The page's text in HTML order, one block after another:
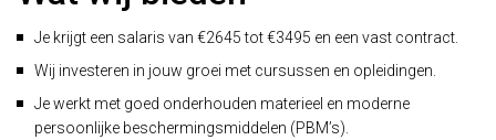
Je krijgt een salaris van €2645 tot €3495 en een vast contract.
Wij investeren in jouw groei met cursussen en opleidingen.
Je werkt met goed onderhouden materieel en moderne
persoonlijke beschermingsmiddelen (PBM’s).